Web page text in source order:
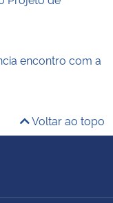
encontro com a
Voltar ao topo